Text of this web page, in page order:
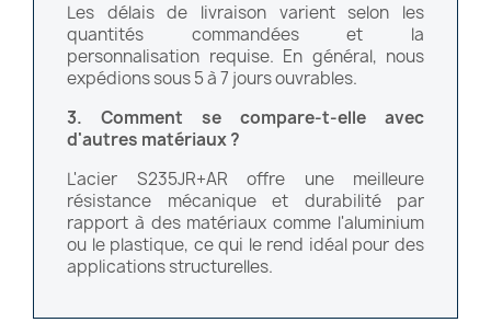
Les délais de livraison varient selon les
quantités commandées et la
personnalisation requise. En général, nous
expédions sous 5 à 7 jours ouvrables.
3. Comment se compare-t-elle avec
d'autres matériaux ?
L'acier S235JR+AR offre une meilleure
résistance mécanique et durabilité par
rapport à des matériaux comme l'aluminium
ou le plastique, ce qui le rend idéal pour des
applications structurelles.